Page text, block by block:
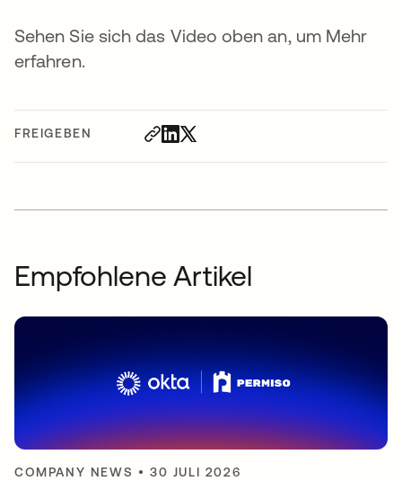
FREIGEBEN
Sehen Sie sich das Video oben an, um Mehr
erfahren.
Empfohlene Artikel
COMPANY NEWS •30 JULI 2026